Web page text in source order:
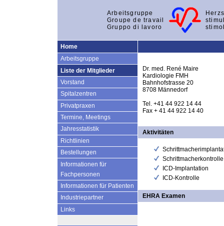
Arbeitsgruppe
Groupe de travail
Gruppo di lavoro
Home
Arbeitsgruppe
Liste der Mitglieder
Vorstand
Spitalzentren
Privatpraxen
Termine, Meetings
Jahresstatistik
Richtlinien
Bestellungen
Informationen für
Fachpersonen
Informationen für Patienten
Industriepartner
Links
Dr. med. René Maire
Kardiologie FMH
Bahnhofstrasse 20
8708 Männedorf
Tel. +41 44 922 14 44
Fax + 41 44 922 14 40
Aktivitäten
Schrittmacherkontrolle
ICD-Implantation
ICD-Kontrolle
EHRA Examen